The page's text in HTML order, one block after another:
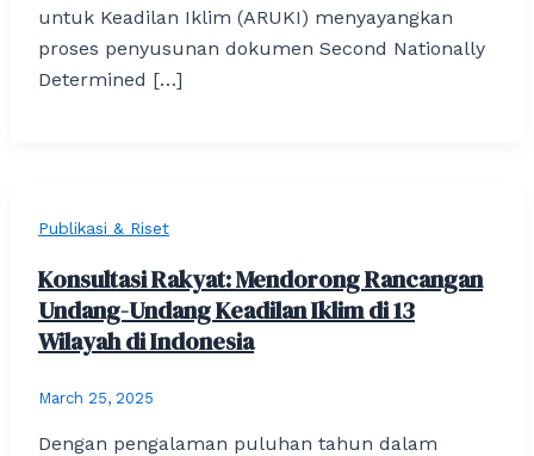
untuk Keadilan Iklim (ARUKI) menyayangkan
proses penyusunan dokumen Second Nationally
Determined […]
Publikasi & Riset
Konsultasi Rakyat: Mendorong Rancangan
Undang-Undang Keadilan Iklim di 13
Wilayah di Indonesia
March 25, 2025
Dengan pengalaman puluhan tahun dalam